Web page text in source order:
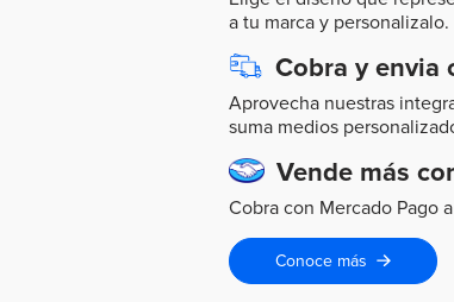
a tu marca y personalizalo.
Cobra y envia
Aprovecha nuestras
suma medios
Vende más
Cobra con Mercado Pago
Conoce más